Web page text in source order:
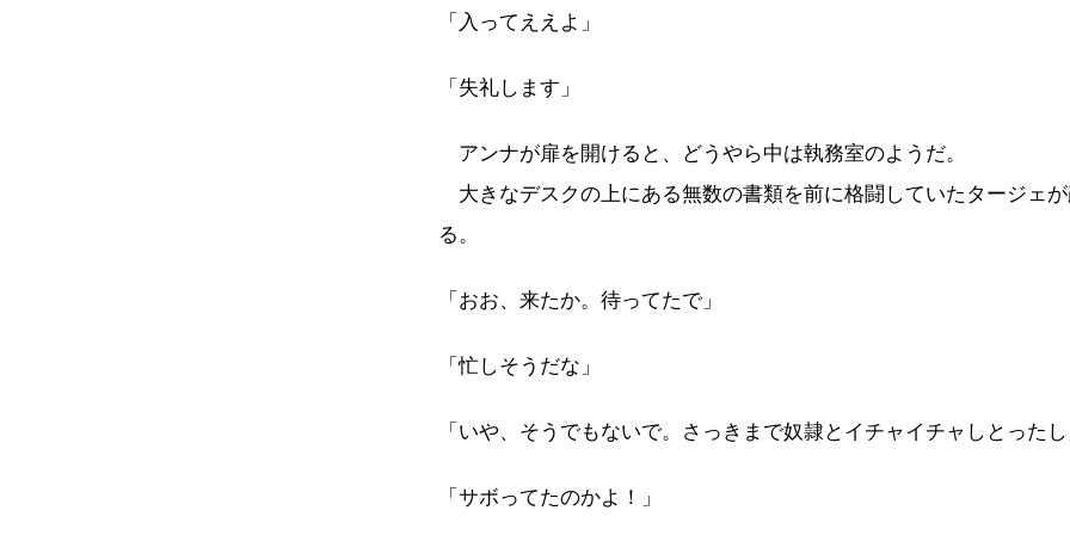
「入ってええよ」
「失礼します」
アンナが扉を開けると、どうやら中は執務室のようだ。
大きなデスクの上にある無数の書類を前に格闘していたタージェ
る。
「おお、来たか。待ってたで」
「忙しそうだな」
「いや、そうでもないで。さっきまで奴隷とイチャイチャしとったし
「サボってたのかよ！」